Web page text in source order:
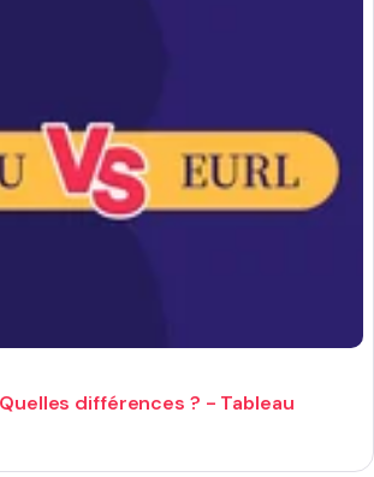
Quelles différences ? - Tableau